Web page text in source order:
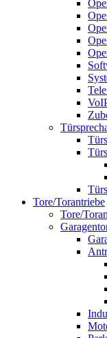
Tore/Torantriebe
Tore/